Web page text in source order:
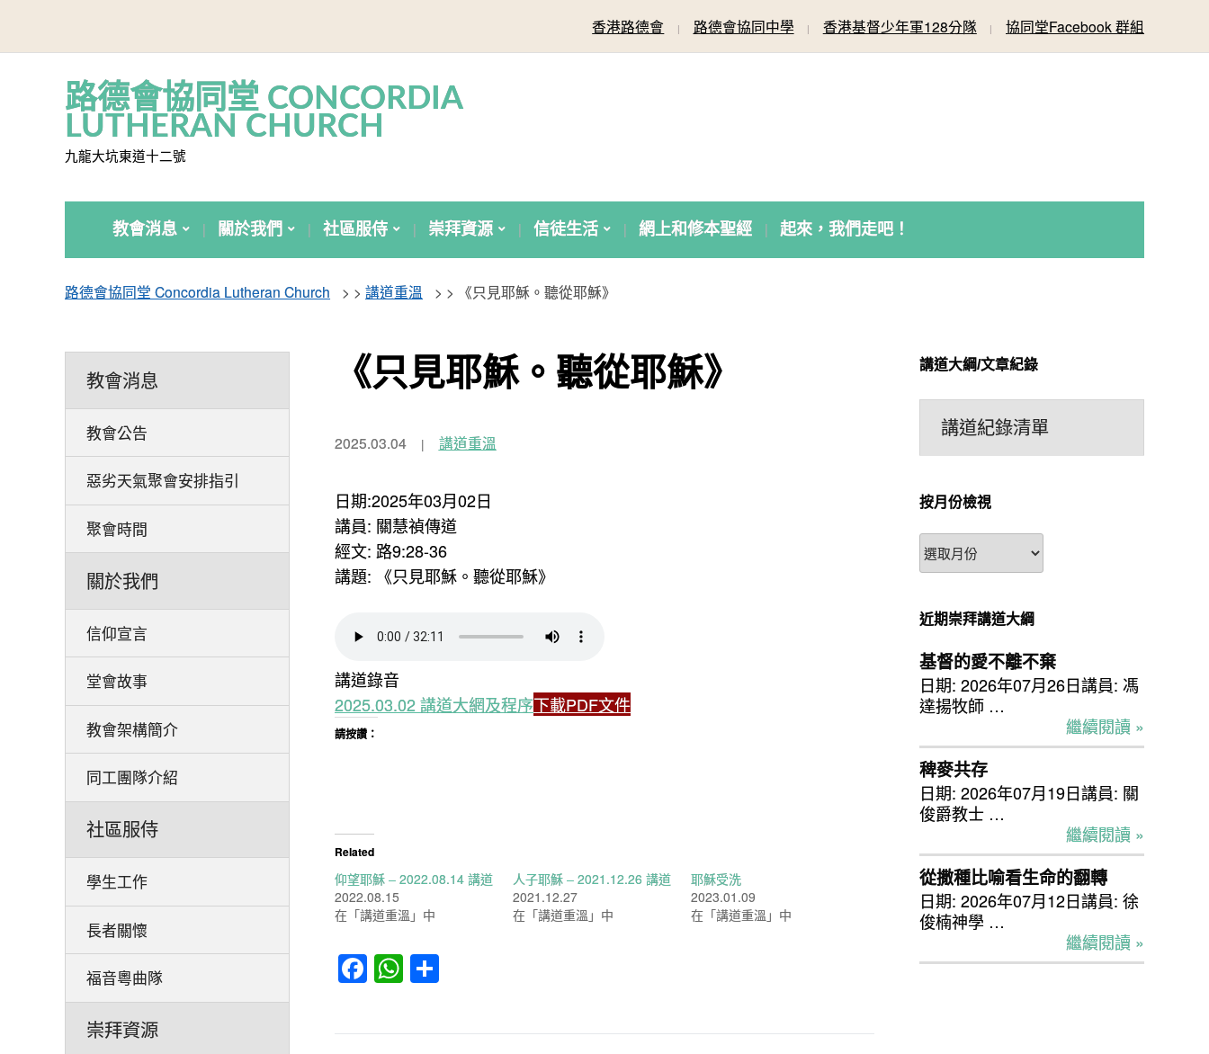
香港路德會 路德會協同中學 香港基督少年軍128分隊 協同堂Facebook 群組
路德會協同堂 CONCORDIA
LUTHERAN CHURCH
九龍大坑東道十二號
教會消息 關於我們 社區服侍 崇拜資源 信徒生活 網上和修本聖經 起來，我們走吧！
路德會協同堂 Concordia Lutheran Church > > 講道重溫 > > 《只見耶穌。聽從耶穌》
教會消息
教會公告
惡劣天氣聚會安排指引
聚會時間
關於我們
信仰宣言
堂會故事
教會架構簡介
同工團隊介紹
社區服侍
學生工作
長者關懷
福音粵曲隊
崇拜資源
《只見耶穌。聽從耶穌》
2025.03.04 講道重溫
日期:2025年03月02日
講員: 關慧禎傳道
經文: 路9:28-36
講題: 《只見耶穌。聽從耶穌》
講道錄音
2025.03.02 講道大網及程序下載PDF文件
請按讚：
Related
仰望耶穌 – 2022.08.14 講道
2022.08.15
在「講道重溫」中
人子耶穌 – 2021.12.26 講道
2021.12.27
在「講道重溫」中
耶穌受洗
2023.01.09
在「講道重溫」中
Facebook
WhatsApp
講道大綱/文章紀錄
講道紀錄清單
按月份檢視
按
月
視
近期崇拜講道大綱
基督的愛不離不棄
日期: 2026年07月26日講員: 馮
達揚牧師 …
繼續閱讀 »
稗麥共存
日期: 2026年07月19日講員: 關
俊爵教士 …
繼續閱讀 »
從撒種比喻看生命的翻轉
日期: 2026年07月12日講員: 徐
俊楠神學 …
繼續閱讀 »